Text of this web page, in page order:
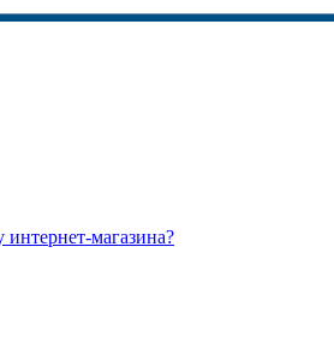
интернет-магазина?